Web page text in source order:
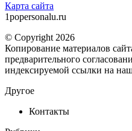
Карта сайта
1popersonalu.ru
© Copyright 2026
Копирование материалов
предварительного
индексируемой ссылки на
Другое
Контакты